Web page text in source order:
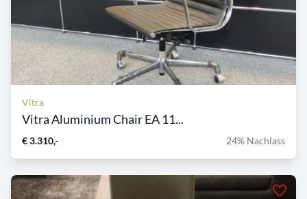
Vitra
Vitra Aluminium Chair EA 11...
€ 3.310,- 24% Nachlass